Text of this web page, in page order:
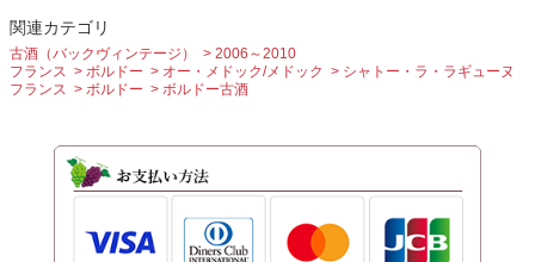
関連カテゴリ
古酒（バックヴィンテージ）
2006～2010
フランス
ボルドー オー・メドック/メドック
シャトー・ラ・ラギューヌ
フランス
ボルドー ボルドー古酒